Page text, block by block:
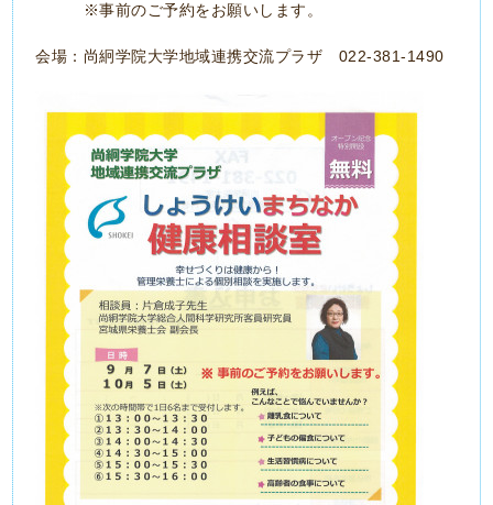
※事前のご予約をお願いします。
会場：尚絅学院大学地域連携交流プラザ 022-381-1490